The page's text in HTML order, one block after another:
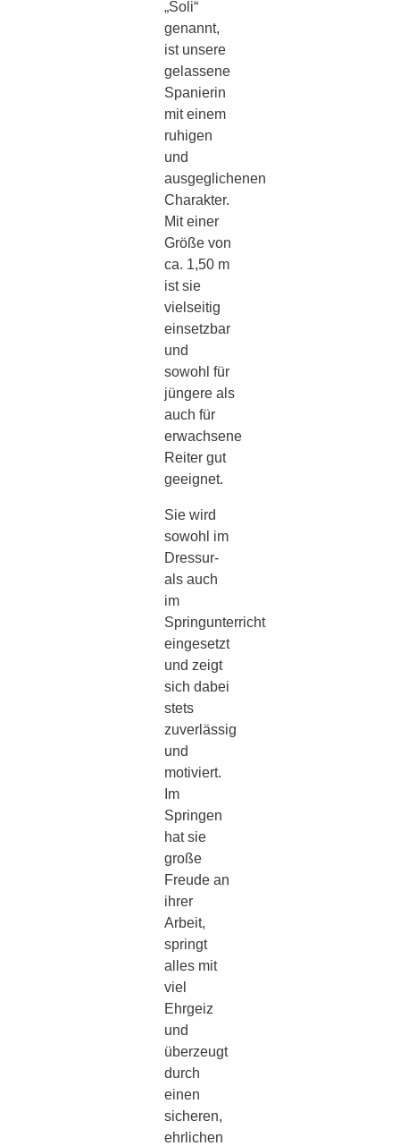
„Soli“
genannt,
ist unsere
gelassene
Spanierin
mit einem
ruhigen
und
ausgeglichenen
Charakter.
Mit einer
Größe von
ca. 1,50 m
ist sie
vielseitig
einsetzbar
und
sowohl für
jüngere als
auch für
erwachsene
Reiter gut
geeignet.
Sie wird
sowohl im
Dressur-
als auch
im
Springunterricht
eingesetzt
und zeigt
sich dabei
stets
zuverlässig
und
motiviert.
Im
Springen
hat sie
große
Freude an
ihrer
Arbeit,
springt
alles mit
viel
Ehrgeiz
und
überzeugt
durch
einen
sicheren,
ehrlichen